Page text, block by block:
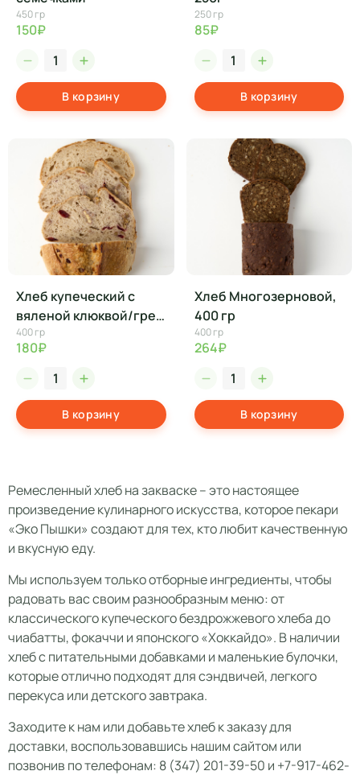
450 гр
150₽
В корзину
250 гр
85₽
В корзину
Хлеб купеческий с
вяленой клюквой/грец
400 гр
180₽
В корзину
Хлеб Многозерновой,
400 гр
400 гр
264₽
В корзину
Ремесленный хлеб на закваске – это настоящее
произведение кулинарного искусства, которое пекари
«Эко Пышки» создают для тех, кто любит качественную
и вкусную еду.
Мы используем только отборные ингредиенты, чтобы
радовать вас своим разнообразным меню: от
классического купеческого бездрожжевого хлеба до
чиабатты, фокаччи и японского «Хоккайдо». В наличии
хлеб с питательными добавками и маленькие булочки,
которые отлично подходят для сэндвичей, легкого
перекуса или детского завтрака.
Заходите к нам или добавьте хлеб к заказу для
доставки, воспользовавшись нашим сайтом или
позвонив по телефонам: 8 (347) 201-39-50 и +7-917-462-